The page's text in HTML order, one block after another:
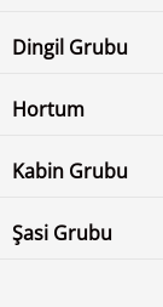
Dingil Grubu
Hortum
Kabin Grubu
Şasi Grubu